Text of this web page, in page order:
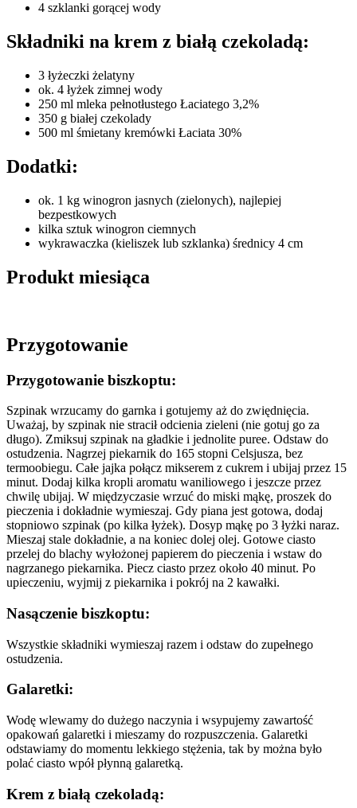
4 szklanki gorącej wody
Składniki na krem z białą czekoladą:
3 łyżeczki żelatyny
ok. 4 łyżek zimnej wody
250 ml mleka pełnotłustego Łaciatego 3,2%
350 g białej czekolady
500 ml śmietany kremówki Łaciata 30%
Dodatki:
ok. 1 kg winogron jasnych (zielonych), najlepiej
bezpestkowych
kilka sztuk winogron ciemnych
wykrawaczka (kieliszek lub szklanka) średnicy 4 cm
Produkt miesiąca
Przygotowanie
Przygotowanie biszkoptu:
Szpinak wrzucamy do garnka i gotujemy aż do zwiędnięcia.
Uważaj, by szpinak nie stracił odcienia zieleni (nie gotuj go za
długo). Zmiksuj szpinak na gładkie i jednolite puree. Odstaw do
ostudzenia. Nagrzej piekarnik do 165 stopni Celsjusza, bez
termoobiegu. Całe jajka połącz mikserem z cukrem i ubijaj przez 15
minut. Dodaj kilka kropli aromatu waniliowego i jeszcze przez
chwilę ubijaj. W międzyczasie wrzuć do miski mąkę, proszek do
pieczenia i dokładnie wymieszaj. Gdy piana jest gotowa, dodaj
stopniowo szpinak (po kilka łyżek). Dosyp mąkę po 3 łyżki naraz.
Mieszaj stale dokładnie, a na koniec dolej olej. Gotowe ciasto
przelej do blachy wyłożonej papierem do pieczenia i wstaw do
nagrzanego piekarnika. Piecz ciasto przez około 40 minut. Po
upieczeniu, wyjmij z piekarnika i pokrój na 2 kawałki.
Nasączenie biszkoptu:
Wszystkie składniki wymieszaj razem i odstaw do zupełnego
ostudzenia.
Galaretki:
Wodę wlewamy do dużego naczynia i wsypujemy zawartość
opakowań galaretki i mieszamy do rozpuszczenia. Galaretki
odstawiamy do momentu lekkiego stężenia, tak by można było
polać ciasto wpół płynną galaretką.
Krem z białą czekoladą: